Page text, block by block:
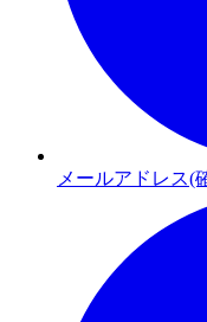
メールアドレス(